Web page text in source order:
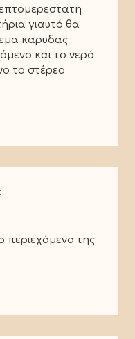
γιαυτό θα
καρυδας
και το νερό
το στέρεο
περιεχόμενο της